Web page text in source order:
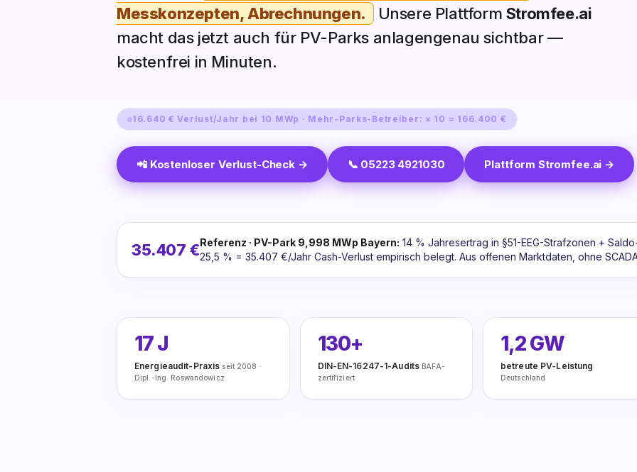
Messkonzepten, Abrechnungen.
Unsere Plattform Stromfee.ai
macht das jetzt auch für PV-Parks anlagengenau sichtbar —
kostenfrei in Minuten.
16.640 € Verlust/Jahr bei 10 MWp · Mehr-Parks-Betreiber: × 10 = 166.400 €
📲 Kostenloser Verlust-Check → 📞 05223 4921030 Plattform Stromfee.ai →
35.407 €Referenz · PV-Park 9,998 MWp Bayern: 14 % Jahresertrag in §51-EEG-Strafzonen +
25,5 % = 35.407 €/Jahr Cash-Verlust empirisch belegt. Aus offenen Marktdaten, ohne
17 J
Energieaudit-Praxis seit 2008 ·
Dipl.-Ing. Roswandowicz
130+
DIN-EN-16247-1-Audits BAFA-
zertifiziert
1,2 GW
betreute PV-Leistung
Deutschland